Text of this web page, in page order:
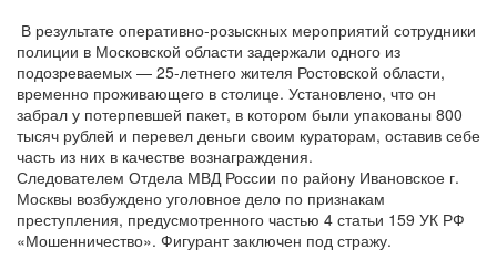
В результате оперативно-розыскных мероприятий сотрудники
полиции в Московской области задержали одного из
подозреваемых — 25-летнего жителя Ростовской области,
временно проживающего в столице. Установлено, что он
забрал у потерпевшей пакет, в котором были упакованы 800
тысяч рублей и перевел деньги своим кураторам, оставив себе
часть из них в качестве вознаграждения.
Следователем Отдела МВД России по району Ивановское г.
Москвы возбуждено уголовное дело по признакам
преступления, предусмотренного частью 4 статьи 159 УК РФ
«Мошенничество». Фигурант заключен под стражу.